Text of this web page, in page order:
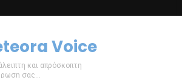
Voice
και απρόσκοπτη
σας...